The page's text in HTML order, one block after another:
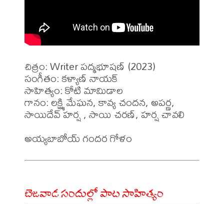
చిత్రం: Writer పద్మభూషణ్ (2023)
సంగీతం: కళ్యాణ్ నాయక్
సాహిత్యం: కోటి మామిడాల
గానం: లక్ష్మి మేఘన, కావ్య చందన, అపర్ణ,
సాయిదేవ్ హర్ష , సాయి చరణ్, హర్ష చావలి
బెజవాడ సందుల్లో పాట సాహిత్యం